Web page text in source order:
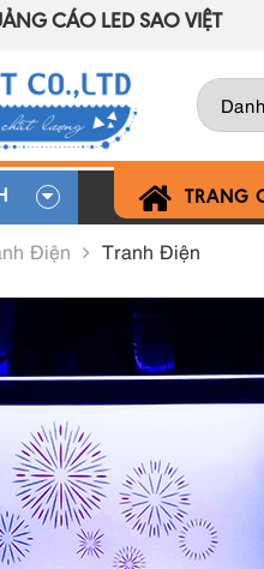
CÁO LED SAO VIỆT
TRANG
Điện Tranh Điện